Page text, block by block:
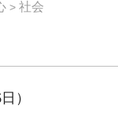
> 社会
）